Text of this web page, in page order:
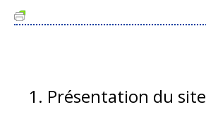
1. Présentation du